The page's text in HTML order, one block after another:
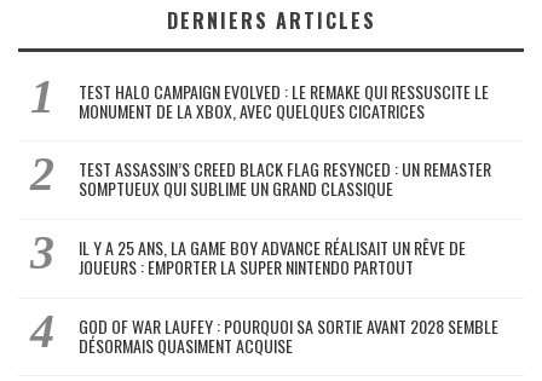
DERNIERS ARTICLES
TEST HALO CAMPAIGN EVOLVED : LE REMAKE QUI RESSUSCITE LE
MONUMENT DE LA XBOX, AVEC QUELQUES CICATRICES
TEST ASSASSIN’S CREED BLACK FLAG RESYNCED : UN REMASTER
SOMPTUEUX QUI SUBLIME UN GRAND CLASSIQUE
IL Y A 25 ANS, LA GAME BOY ADVANCE RÉALISAIT UN RÊVE DE
JOUEURS : EMPORTER LA SUPER NINTENDO PARTOUT
GOD OF WAR LAUFEY : POURQUOI SA SORTIE AVANT 2028 SEMBLE
DÉSORMAIS QUASIMENT ACQUISE